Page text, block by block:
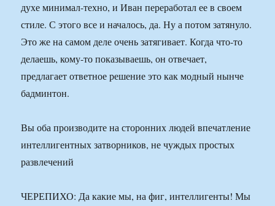
духе минимал-техно, и Иван переработал ее в своем
стиле. С этого все и началось, да. Ну а потом затянуло.
Это же на самом деле очень затягивает. Когда что-то
делаешь, кому-то показываешь, он отвечает,
предлагает ответное решение это как модный нынче
бадминтон.
Вы оба производите на сторонних людей впечатление
интеллигентных затворников, не чуждых простых
развлечений
ЧЕРЕПИХО: Да какие мы, на фиг, интеллигенты! Мы